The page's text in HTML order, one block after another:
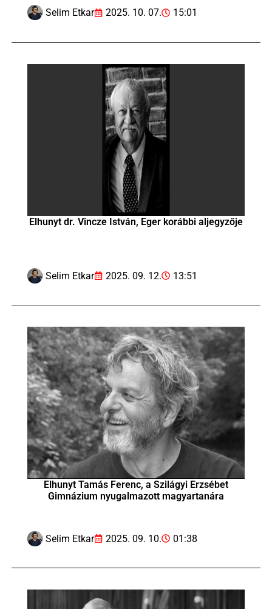
Selim Etkar 2025. 10. 07. 15:01
Elhunyt dr. Vincze István, Eger korábbi aljegyzője
Selim Etkar 2025. 09. 12. 13:51
Elhunyt Tamás Ferenc, a Szilágyi Erzsébet
Gimnázium nyugalmazott magyartanára
Selim Etkar 2025. 09. 10. 01:38